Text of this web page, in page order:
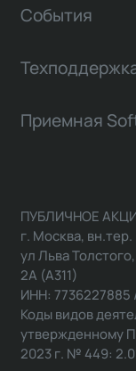
События
Приемная
ПУБЛИЧНОЕ
г. Москва,
ул Льва
2А (А311)
ИНН:
Коды видов
утвержденному
2023 г. № 449: